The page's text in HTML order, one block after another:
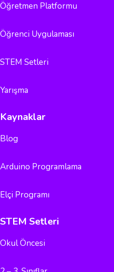
Öğretmen Platformu
Öğrenci Uygulaması
STEM Setleri
Yarışma
Kaynaklar
Blog
Arduino Programlama
Elçi Programı
STEM Setleri
Okul Öncesi